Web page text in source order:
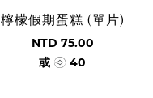
檸檬假期蛋糕 (單片)
NTD 75.00
或
40